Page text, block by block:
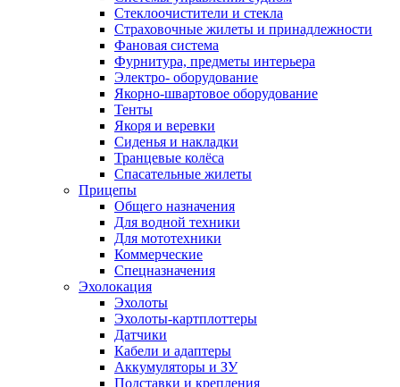
Стеклоочистители и стекла
Страховочные жилеты и принадлежности
Фановая система
Фурнитура, предметы интерьера
Электро- оборудование
Якорно-швартовое оборудование
Тенты
Якоря и веревки
Сиденья и накладки
Транцевые колёса
Спасательные жилеты
Прицепы
Общего назначения
Для водной техники
Для мототехники
Коммерческие
Спецназначения
Эхолокация
Эхолоты
Эхолоты-картплоттеры
Датчики
Кабели и адаптеры
Аккумуляторы и ЗУ
Подставки и крепления